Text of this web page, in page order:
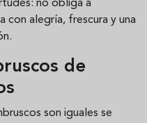
no obliga a
con alegría, frescura y una
de
son iguales se